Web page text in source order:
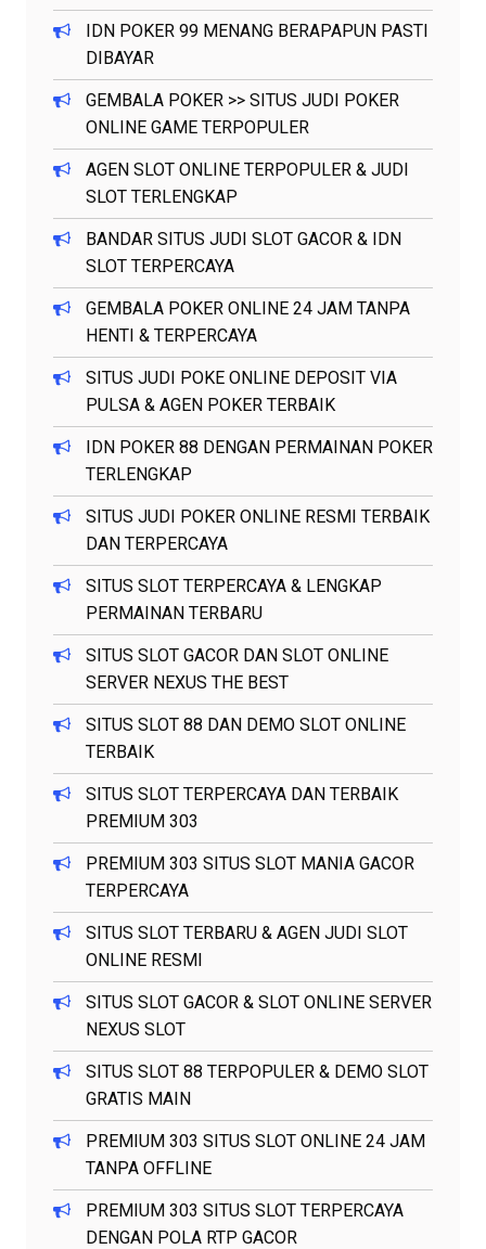
IDN POKER 99 MENANG BERAPAPUN PASTI
DIBAYAR
GEMBALA POKER >> SITUS JUDI POKER
ONLINE GAME TERPOPULER
AGEN SLOT ONLINE TERPOPULER & JUDI
SLOT TERLENGKAP
BANDAR SITUS JUDI SLOT GACOR & IDN
SLOT TERPERCAYA
GEMBALA POKER ONLINE 24 JAM TANPA
HENTI & TERPERCAYA
SITUS JUDI POKE ONLINE DEPOSIT VIA
PULSA & AGEN POKER TERBAIK
IDN POKER 88 DENGAN PERMAINAN POKER
TERLENGKAP
SITUS JUDI POKER ONLINE RESMI TERBAIK
DAN TERPERCAYA
SITUS SLOT TERPERCAYA & LENGKAP
PERMAINAN TERBARU
SITUS SLOT GACOR DAN SLOT ONLINE
SERVER NEXUS THE BEST
SITUS SLOT 88 DAN DEMO SLOT ONLINE
TERBAIK
SITUS SLOT TERPERCAYA DAN TERBAIK
PREMIUM 303
PREMIUM 303 SITUS SLOT MANIA GACOR
TERPERCAYA
SITUS SLOT TERBARU & AGEN JUDI SLOT
ONLINE RESMI
SITUS SLOT GACOR & SLOT ONLINE SERVER
NEXUS SLOT
SITUS SLOT 88 TERPOPULER & DEMO SLOT
GRATIS MAIN
PREMIUM 303 SITUS SLOT ONLINE 24 JAM
TANPA OFFLINE
PREMIUM 303 SITUS SLOT TERPERCAYA
DENGAN POLA RTP GACOR